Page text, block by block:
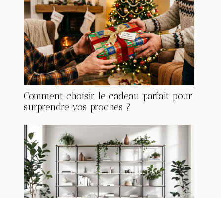
Comment choisir le cadeau parfait pour
surprendre vos proches ?